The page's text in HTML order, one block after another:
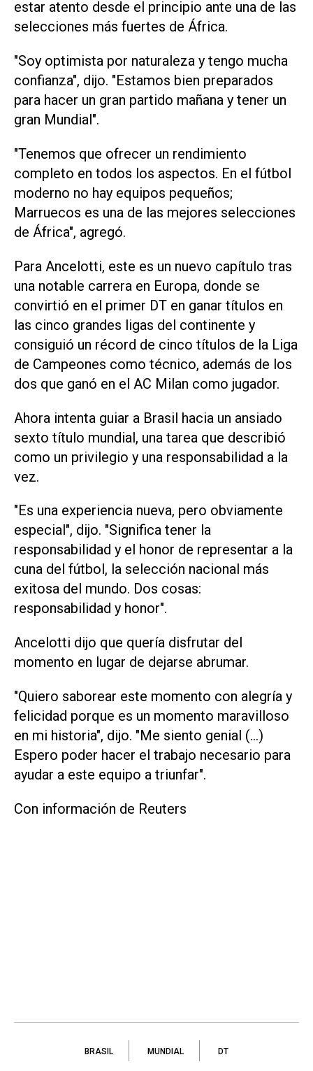
estar atento desde el principio ante una de ​las
selecciones ‌más fuertes de África.
"Soy optimista por naturaleza y tengo mucha
confianza", dijo. "Estamos bien preparados
para hacer un gran partido mañana y tener un
gran Mundial".
"Tenemos que ofrecer un rendimiento
completo en todos los aspectos. En el fútbol
⁠moderno no hay equipos pequeños;
Marruecos es una de las mejores selecciones
de África", agregó.
Para Ancelotti, este es un nuevo capítulo tras
una notable carrera en Europa, donde se
convirtió en el primer DT en ganar títulos en
las cinco grandes ligas del continente y
consiguió un récord de cinco títulos de la Liga
de Campeones ‌como técnico, además de los
dos que ganó en el AC Milan como jugador.
Ahora intenta guiar a Brasil hacia un ansiado
sexto título mundial, una tarea que describió
como un privilegio y una responsabilidad a la
vez.
"Es una experiencia nueva, pero obviamente
especial", dijo. "Significa ‌tener la
responsabilidad y el honor de representar a la
cuna del fútbol, la selección nacional más
exitosa del mundo. Dos cosas:
responsabilidad y ‌honor".
Ancelotti dijo que ⁠quería disfrutar del
momento en lugar de dejarse abrumar.
"Quiero saborear este momento con alegría y
felicidad ​porque es un momento maravilloso
en mi historia", dijo. "Me siento genial (...)
Espero poder hacer el trabajo necesario para
ayudar a este equipo a triunfar".
Con información de Reuters
BRASIL MUNDIAL DT